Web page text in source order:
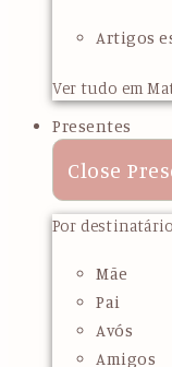
Artigos
Ver tudo em
Presentes
Close
Por destinatário
Mãe
Pai
Avós
Amigos